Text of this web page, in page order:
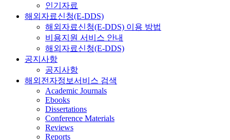
인기자료
해외자료신청(E-DDS)
해외자료신청(E-DDS) 이용 방법
비용지원 서비스 안내
해외자료신청(E-DDS)
공지사항
공지사항
해외전자정보서비스 검색
Academic Journals
Ebooks
Dissertations
Conference Materials
Reviews
Reports